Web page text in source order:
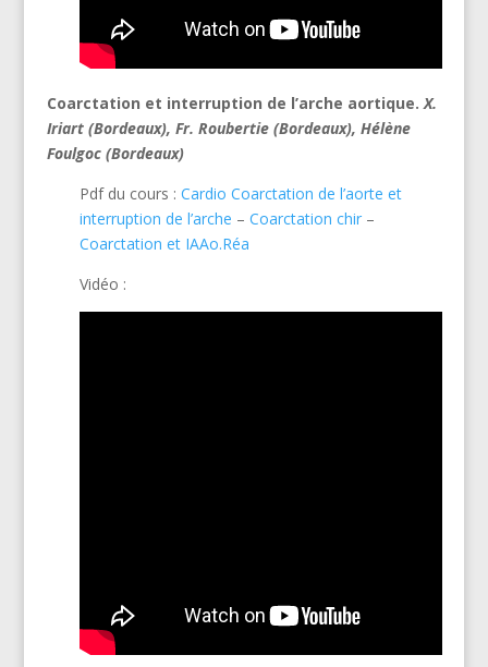
Coarctation et interruption de l’arche aortique. X.
Iriart (Bordeaux), Fr. Roubertie(Bordeaux), Hélène
Foulgoc (Bordeaux)
Pdf du cours : Cardio Coarctation de l’aorte et
interruption de l’arche – Coarctation chir–
Coarctation et IAAo.Réa
Vidéo :